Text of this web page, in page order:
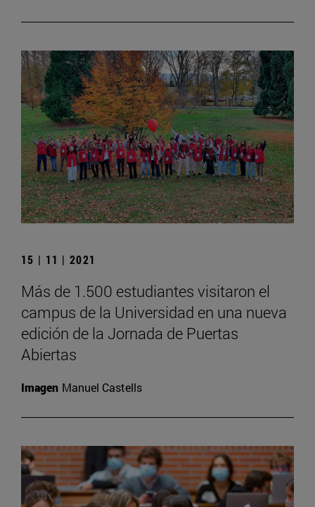
15 | 11 | 2021
Más de 1.500 estudiantes visitaron el
campus de la Universidad en una nueva
edición de la Jornada de Puertas
Abiertas
Imagen Manuel Castells